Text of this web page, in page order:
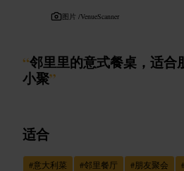
图片 /VenueScanner
“邻里里的意式餐桌，适合
小聚”
适合
#意大利菜 #邻里餐厅 #朋友聚会